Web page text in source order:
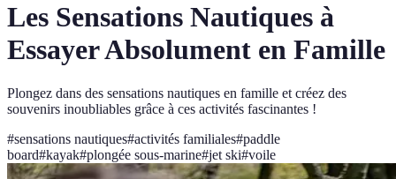
Les Sensations Nautiques à
Essayer Absolument en Famille
Plongez dans des sensations nautiques en famille et créez des
souvenirs inoubliables grâce à ces activités fascinantes !
#sensations nautiques#activités familiales#paddle
board#kayak#plongée sous-marine#jet ski#voile